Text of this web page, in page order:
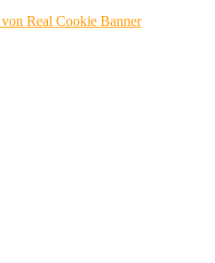
Real Cookie Banner